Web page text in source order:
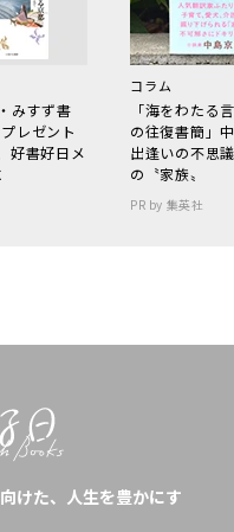
みすず書
レゼント
好書好日メ
コラム
「海をわた
の往復書簡」
出逢いの不思
の〝家族〟
PR by 集英社
けた、人生を豊かにす